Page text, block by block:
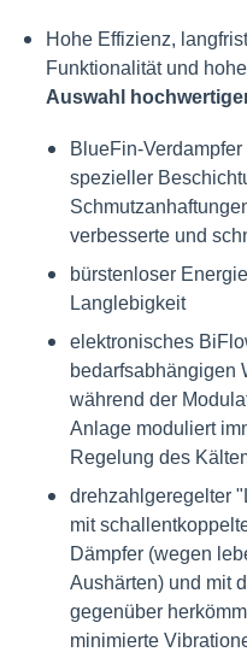
Hohe Effizienz,
Funktionalität und
Auswahl
BlueFin-
spezieller
verbesserte und
bürstenloser
Langlebigkeit
elektronisches
bedarfsabhängigen
während der
Anlage moduliert
Regelung des
drehzahlgeregelter
mit
Dämpfer (wegen
Aushärten) und mit
gegenüber
minimierte